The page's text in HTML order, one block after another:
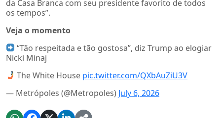
da Casa Branca com seu presidente favorito de todos
os tempos”.
Veja o momento
“Tão respeitada e tão gostosa”, diz Trump ao elogiar
Nicki Minaj
The White House pic.twitter.com/QXbAuZiU3V
— Metrópoles (@Metropoles) July 6, 2026